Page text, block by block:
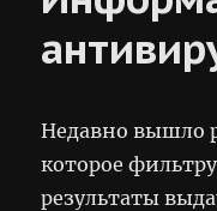
Недавно вышло
которое
результаты